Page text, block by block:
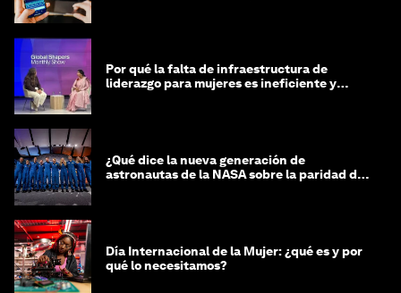
Por qué la falta de infraestructura de
liderazgo para mujeres es ineficiente y
¿Qué dice la nueva generación de
astronautas de la NASA sobre la paridad de
Día Internacional de la Mujer: ¿qué es y por
qué lo necesitamos?